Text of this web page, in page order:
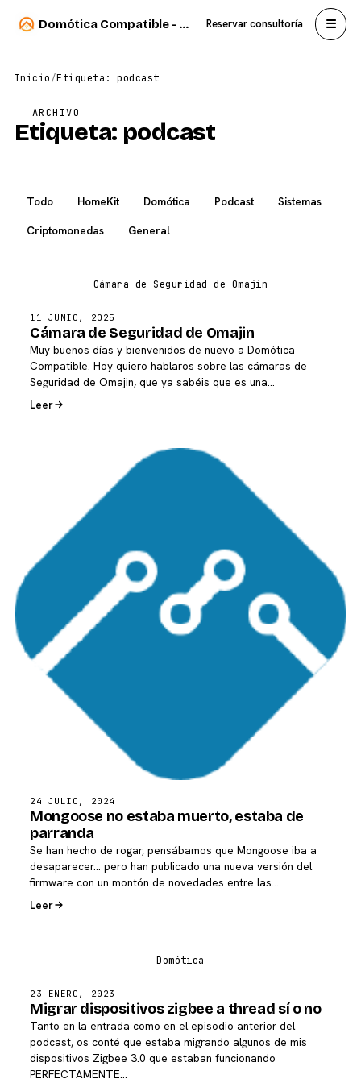
Domótica Compatible - Carlos Sahuquillo Reservar consultoría ☰
Inicio/Etiqueta: podcast
ARCHIVO
Etiqueta: podcast
Todo HomeKit Domótica Podcast
Sistemas
Criptomonedas
General
11 JUNIO, 2025
Cámara de Seguridad de Omajin
Muy buenos días y bienvenidos de nuevo a Domótica
Compatible. Hoy quiero hablaros sobre las cámaras de
Seguridad de Omajin, que ya sabéis que es una…
Leer
24 JULIO, 2024
Mongoose no estaba muerto, estaba de
parranda
Se han hecho de rogar, pensábamos que Mongoose iba a
desaparecer... pero han publicado una nueva versión del
firmware con un montón de novedades entre las…
Leer
23 ENERO, 2023
Migrar dispositivos zigbee a thread sí o no
Tanto en la entrada como en el episodio anterior del
podcast, os conté que estaba migrando algunos de mis
dispositivos Zigbee 3.0 que estaban funcionando
PERFECTAMENTE…